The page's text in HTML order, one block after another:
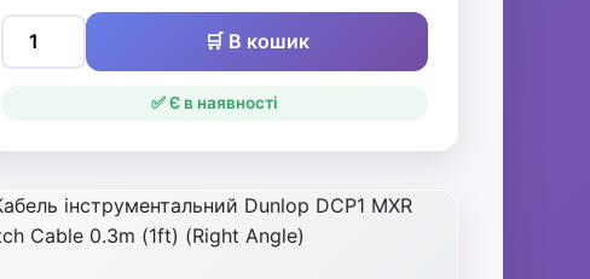
🛒 В кошик
✅ Є в наявності